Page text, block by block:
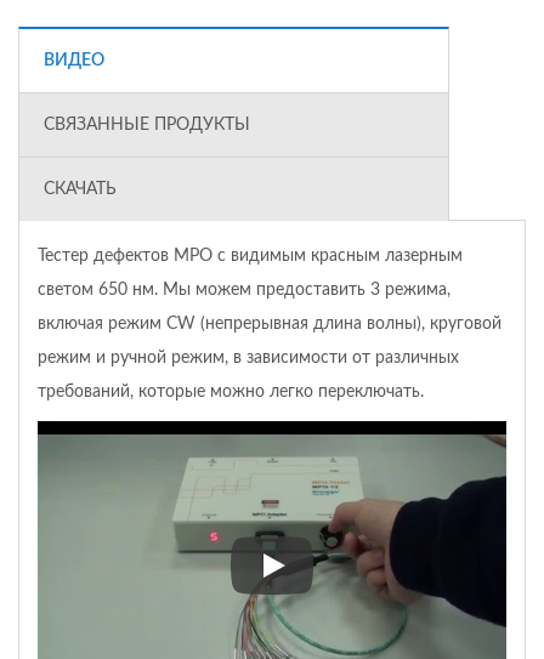
ВИДЕО
СВЯЗАННЫЕ ПРОДУКТЫ
СКАЧАТЬ
Тестер дефектов MPO с видимым красным лазерным
светом 650 нм. Мы можем предоставить 3 режима,
включая режим CW (непрерывная длина волны), круговой
режим и ручной режим, в зависимости от различных
требований, которые можно легко переключать.
Тестер дефектов MPO с